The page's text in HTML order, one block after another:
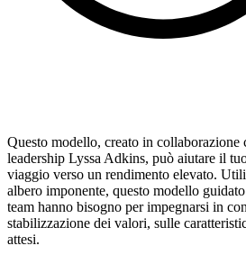
Questo modello, creato in
leadership Lyssa Adkins, può aiutare il
viaggio verso un rendimento elevato.
albero imponente, questo modello
team hanno bisogno per impegnarsi in
stabilizzazione dei valori, sulle
attesi.